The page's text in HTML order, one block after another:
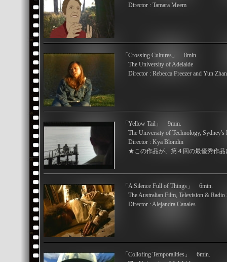
Director : Tamara Meem
「Crossing Cultures」 8min.
The University of Adelaide
Director : Rebecca Freezer and Yun
「Yellow Tail」 9min.
The University of Technology, Sydney's
Director : Kya Blondin
★この作品が、第４回の最優秀作品
「A Silence Full of Things」 6min.
The Australian Film, Television & Radio
Director : Alejandra Canales
「Collofing Temporalities」 6min.